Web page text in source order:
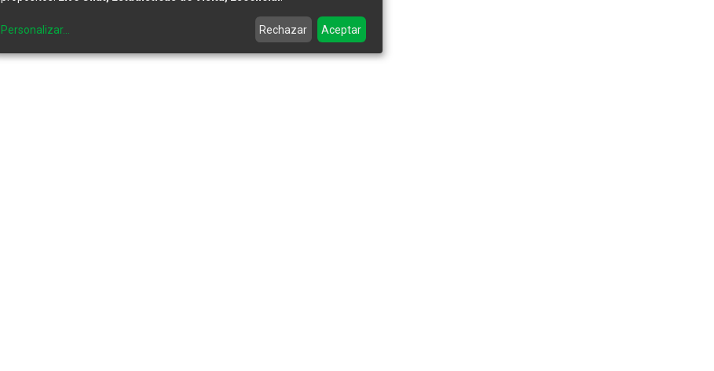
Personalizar... Rechazar Aceptar